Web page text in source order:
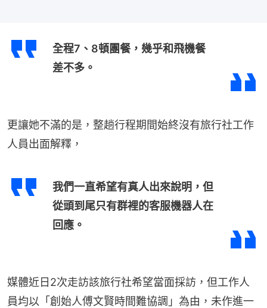
全程7、8頓團餐，幾乎和飛機餐
差不多。
更讓她不滿的是，整趟行程期間始終沒有旅行社工作
人員出面解釋，
我們一直希望有真人出來說明，但
從頭到尾只有群裡的客服機器人在
回應。
媒體近日2次走訪該旅行社希望當面採訪，但工作人
員均以「創始人傅文賢時間難協調」為由，未作進一